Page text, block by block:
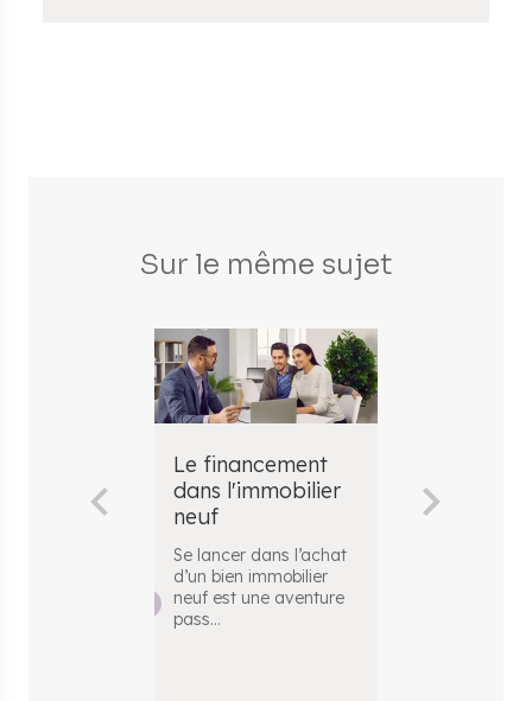
Sur le même sujet
Le financement
dans l'immobilier
neuf
Se lancer dans l’achat
d’un bien immobilier
neuf est une aventure
pass...
l'apport
: tout ce